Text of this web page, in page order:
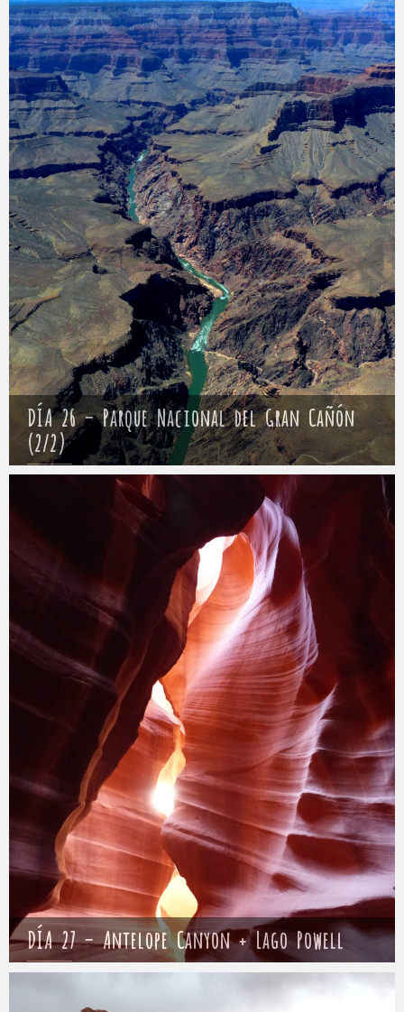
DÍA 26 – Parque Nacional del Gran Cañón
(2/2)
Mathieu 30 abril 2017
DÍA 27 – Antelope Canyon + Lago Powell
Mathieu 1 mayo 2017